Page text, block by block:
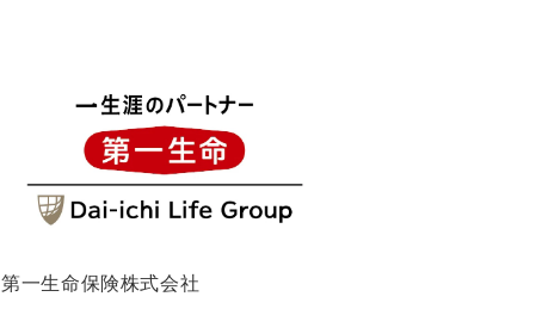
第一生命保険株式会社